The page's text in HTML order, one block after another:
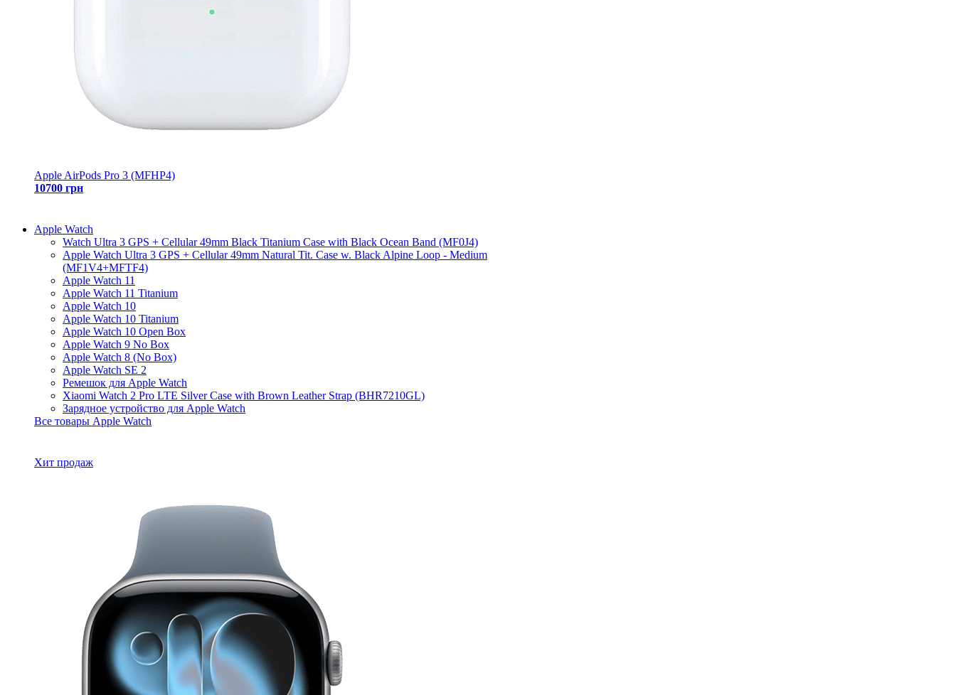
Apple AirPods Pro 3 (MFHP4)
10700 грн
Apple Watch
Watch Ultra 3 GPS + Cellular 49mm Black Titanium Case with Black Ocean Band (MF0J4)
Apple Watch Ultra 3 GPS + Cellular 49mm Natural Tit. Case w. Black Alpine Loop - Medium
(MF1V4+MFTF4)
Apple Watch 11
Apple Watch 11 Titanium
Apple Watch 10
Apple Watch 10 Titanium
Apple Watch 10 Open Box
Apple Watch 9 No Box
Apple Watch 8 (No Box)
Apple Watch SE 2
Ремешок для Apple Watch
Xiaomi Watch 2 Pro LTE Silver Case with Brown Leather Strap (BHR7210GL)
Зарядное устройство для Apple Watch
Все товары Apple Watch
Хит продаж